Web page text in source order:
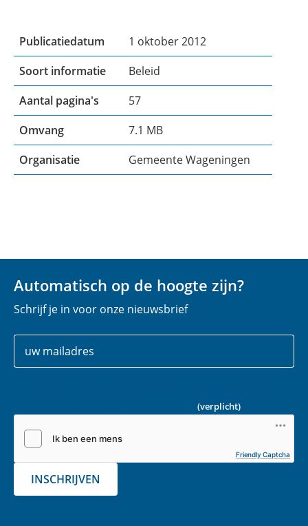
Publicatiedatum
1 oktober 2012
Soort informatie
Beleid
Aantal pagina's
57
Omvang
7.1 MB
Organisatie
Gemeente Wageningen
Automatisch op de hoogte zijn?
Schrijf je in voor onze nieuwsbrief
Uw
gegevens
E
i
v
(verplicht)
Friendly Captcha
INSCHRIJVEN